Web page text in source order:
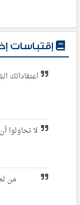
إقتباسات
لا تحاولوا
من